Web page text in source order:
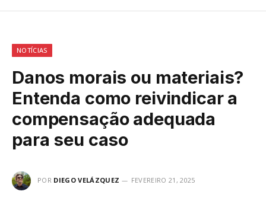
NOTÍCIAS
Danos morais ou materiais?
Entenda como reivindicar a
compensação adequada
para seu caso
POR DIEGO VELÁZQUEZ FEVEREIRO 21, 2025